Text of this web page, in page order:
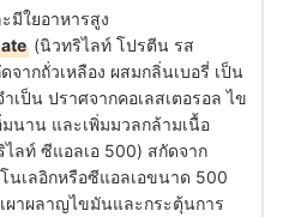
มีใยอาหารสูง
(นิวทริไลท์ โปรตีน รส
ากถั่วเหลือง ผสมกลิ่นเบอรี่ เป็น
เป็น ปราศจากคอเลสเตอรอล ไข
นาน และเพิ่มมวลกล้ามเนื้อ
ไลท์ ซีแอลเอ 500) สกัดจาก
นเลอิกหรือซีแอลเอขนาด 500
ผาผลาญไขมันและกระตุ้นการ